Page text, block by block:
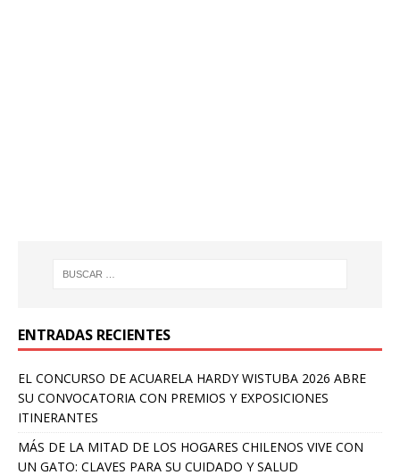
ENTRADAS RECIENTES
EL CONCURSO DE ACUARELA HARDY WISTUBA 2026 ABRE
SU CONVOCATORIA CON PREMIOS Y EXPOSICIONES
ITINERANTES
MÁS DE LA MITAD DE LOS HOGARES CHILENOS VIVE CON
UN GATO: CLAVES PARA SU CUIDADO Y SALUD